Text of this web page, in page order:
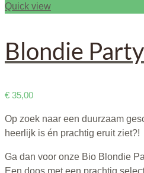
Quick view
Blondie
€ 35,00
Op zoek naar een duurzaam
heerlijk is én prachtig eruit ziet?!
Ga dan voor onze Bio Blondie
Een doos met een prachtig